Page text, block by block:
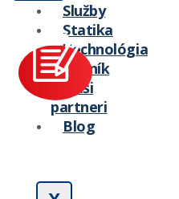
Služby
Statika
Technológia
Cenník
Naši
partneri
Blog